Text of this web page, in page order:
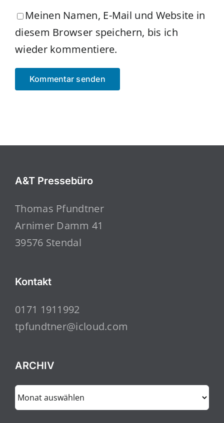
Meinen Namen, E-Mail und Website in
diesem Browser speichern, bis ich
wieder kommentiere.
A&T Pressebüro
Thomas Pfundtner
Arnimer Damm 41
39576 Stendal
Kontakt
0171 1911992
tpfundtner@icloud.com
ARCHIV
ARCHIV